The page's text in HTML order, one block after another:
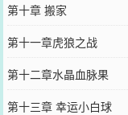
第十章 搬家
第十一章虎狼之战
第十二章水晶血脉果
第十三章 幸运小白球